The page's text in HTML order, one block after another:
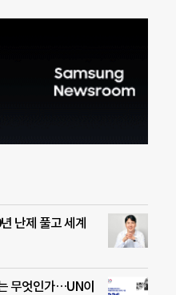
난제 풀고 세계
무엇인가…UN이